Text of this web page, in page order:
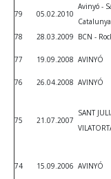
79 05.02.2010
Avinyó -
Catalunya
78 28.03.2009 BCN -
77 19.09.2008 AVINYÓ
76
26.04.2008 AVINYÓ
75 21.07.2007
SANT
74 15.09.2006 AVINYÓ